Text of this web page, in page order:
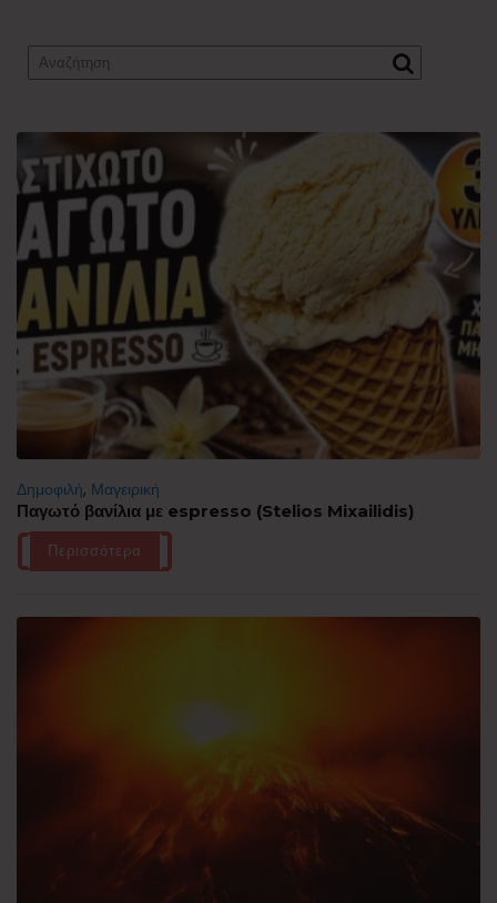
Δημοφιλή, Μαγειρική
Παγωτό βανίλια με espresso (Stelios Mixailidis)
Περισσότερα